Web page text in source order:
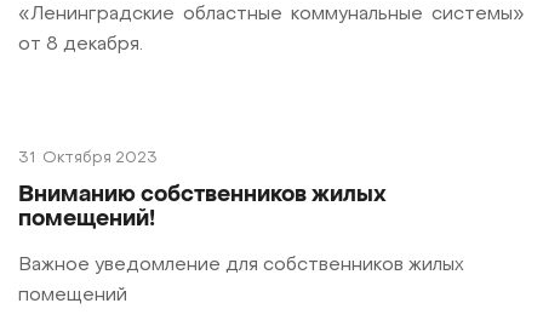
«Ленинградские областные коммунальные системы»
от 8 декабря.
31 Октября 2023
Вниманию собственников жилых
помещений!
Важное уведомление для собственников жилых
помещений